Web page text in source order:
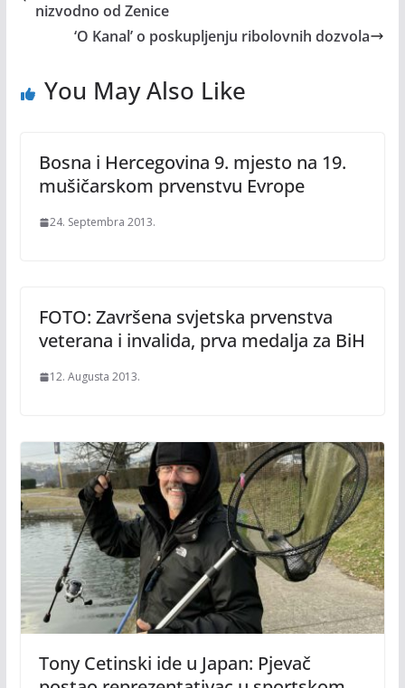
nizvodno od Zenice
‘O Kanal’ o poskupljenju ribolovnih dozvola
You May Also Like
Bosna i Hercegovina 9. mjesto na 19.
mušičarskom prvenstvu Evrope
24. Septembra 2013.
FOTO: Završena svjetska prvenstva
veterana i invalida, prva medalja za BiH
12. Augusta 2013.
Tony Cetinski ide u Japan: Pjevač